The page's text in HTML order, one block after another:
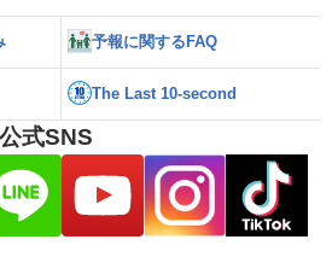
予報に関するFAQ
The Last 10-second
式SNS